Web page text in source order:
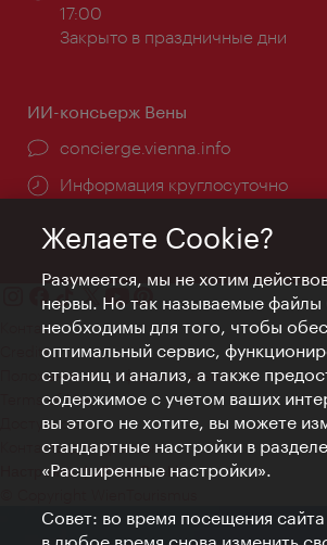
работы:
17:00
Закрыто в праздничные дни
ИИ-консьерж Вены
concierge.vienna.info
Информация круглосуточно
Контакт
Credits
Положение о конфиденциальности
Terms of Use
Доступность
Контакты для прессы
Настройки файлов Cookie
Желаете Cookie?
Разумеется, мы не хотим
нервы. Но так называемые файлы
необходимы для того, чтобы
оптимальный сервис,
страниц и анализ, а также
содержимое с учетом ваших
вы этого не хотите, вы можете
стандартные настройки в разделе
«Расширенные настройки».
Совет: во время посещения